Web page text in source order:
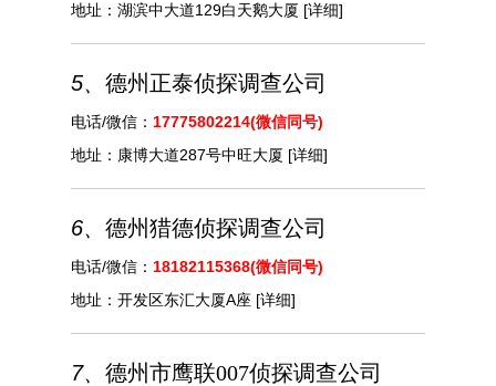
地址： 湖滨中大道129白天鹅大厦 [详细]
5、 德州正泰侦探调查公司
电话/微信： 17775802214(微信同号)
地址： 康博大道287号中旺大厦 [详细]
6、 德州猎德侦探调查公司
电话/微信： 18182115368(微信同号)
地址： 开发区东汇大厦A座 [详细]
7、 德州市鹰联007侦探调查公司